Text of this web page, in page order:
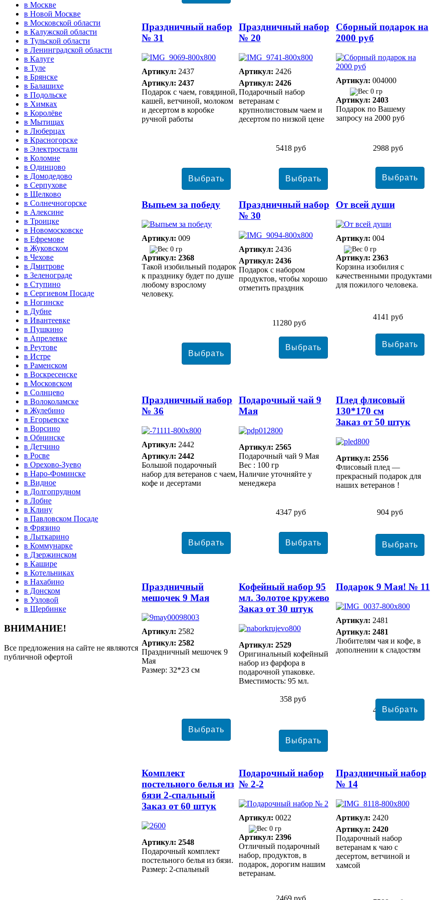
Праздничный набор
№ 31
Артикул: 2437
Артикул: 2437
Подарок с чаем, говядиной,
кашей, ветчиной, молоком
и десертом в коробке
ручной работы
5418 руб
Праздничный набор
№ 20
Артикул: 2426
Артикул: 2426
Подарочный набор
ветеранам с
крупнолистовым чаем и
десертом по низкой цене
2988 руб
Сборный подарок на
2000 руб
Артикул: 004000
0 гр
Артикул: 2403
Подарок по Вашему
запросу на 2000 руб
Выпьем за победу
Артикул: 009
0 гр
Артикул: 2368
Такой изобильный подарок
к празднику будет по душе
любому взрослому
человеку.
11280 руб
Праздничный набор
№ 30
Артикул: 2436
Артикул: 2436
Подарок с набором
продуктов, чтобы хорошо
отметить праздник
4141 руб
От всей души
Артикул: 004
0 гр
Артикул: 2363
Корзина изобилия с
качественными продуктами
для пожилого человека.
Праздничный набор
№ 36
Артикул: 2442
Артикул: 2442
Большой подарочный
набор для ветеранов с чаем,
кофе и десертами
4347 руб
Подарочный чай 9
Мая
Артикул: 2565
Подарочный чай 9 Мая
Вес : 100 гр
Наличие уточняйте у
менеджера
904 руб
Плед флисовый
130*170 см
Заказ от 50 штук
Артикул: 2556
Флисовый плед —
прекрасный подарок для
наших ветеранов !
Праздничный
мешочек 9 Мая
Артикул: 2582
Артикул: 2582
Праздничный мешочек 9
Мая
Размер: 32*23 см
358 руб
Кофейный набор 95
мл. Золотое кружево
Заказ от 30 штук
Артикул: 2529
Оригинальный кофейный
набор из фарфора в
подарочной упаковке.
Вместимость: 95 мл.
4376 руб
Подарок 9 Мая! № 11
Артикул: 2481
Артикул: 2481
Любителям чая и кофе, в
дополнении к сладостям
Комплект
постельного белья из
бязи 2-спальный
Заказ от 60 штук
Артикул: 2548
Подарочный комплект
постельного белья из бязи.
Размер: 2-спальный
2469 руб
Подарочный набор
№ 2-2
Артикул: 0022
0 гр
Артикул: 2396
Отличный подарочный
набор, продуктов, в
подарок, дорогим нашим
ветеранам.
Праздничный набор
№ 14
Артикул: 2420
Артикул: 2420
Подарочный набор
ветеранам к чаю с
десертом, ветчиной и
хамсой
в Москве
в Новой Москве
в Московской области
в Калужской области
в Тульской области
в Ленинградской области
в Калуге
в Туле
в Брянске
в Балашихе
в Подольске
в Химках
в Королёве
в Мытищах
в Люберцах
в Красногорске
в Электростали
в Коломне
в Одинцово
в Домодедово
в Серпухове
в Щелково
в Солнечногорске
в Алексине
в Троицке
в Новомосковске
в Ефремове
в Жуковском
в Чехове
в Дмитрове
в Зеленограде
в Ступино
в Сергиевом Посаде
в Ногинске
в Дубне
в Ивантеевке
в Пушкино
в Апрелевке
в Реутове
в Истре
в Раменском
в Воскресенске
в Московском
в Солнцево
в Волоколамске
в Жулебино
в Егорьевске
в Ворсино
в Обнинске
в Детчино
в Росве
в Орехово-Зуево
в Наро-Фоминске
в Видное
в Долгопрудном
в Лобне
в Клину
в Павловском Посаде
в Фрязино
в Лыткарино
в Коммунарке
в Дзержинском
в Кашире
в Котельниках
в Нахабино
в Донском
в Узловой
в Щербинке
ВНИМАНИЕ!
Все предложения на сайте не являются
публичной офертой